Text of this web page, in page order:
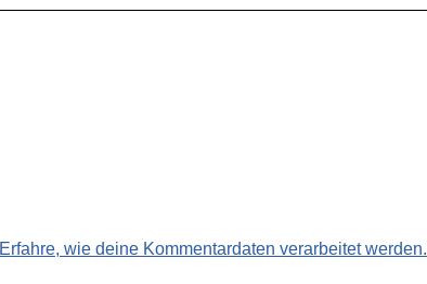
Erfahre, wie deine Kommentardaten verarbeitet werden.